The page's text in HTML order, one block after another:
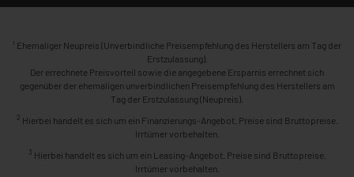
1 Ehemaliger Neupreis (Unverbindliche Preisempfehlung des Herstellers am Tag der
Erstzulassung).
Der errechnete Preisvorteil sowie die angegebene Ersparnis errechnet sich
gegenüber der ehemaligen unverbindlichen Preisempfehlung des Herstellers am
Tag der Erstzulassung (Neupreis).
2 Hierbei handelt es sich um ein Finanzierungs-Angebot. Preise sind Bruttopreise.
Irrtümer vorbehalten.
3 Hierbei handelt es sich um ein Leasing-Angebot. Preise sind Bruttopreise.
Irrtümer vorbehalten.